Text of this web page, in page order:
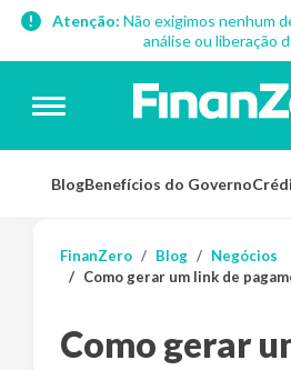
Atenção: Não exigimos nenhum
análise ou liberação
BlogBenefícios do Governo
FinanZero Blog
Negócios
Como gerar um link de pagamento para os meus
Como gerar